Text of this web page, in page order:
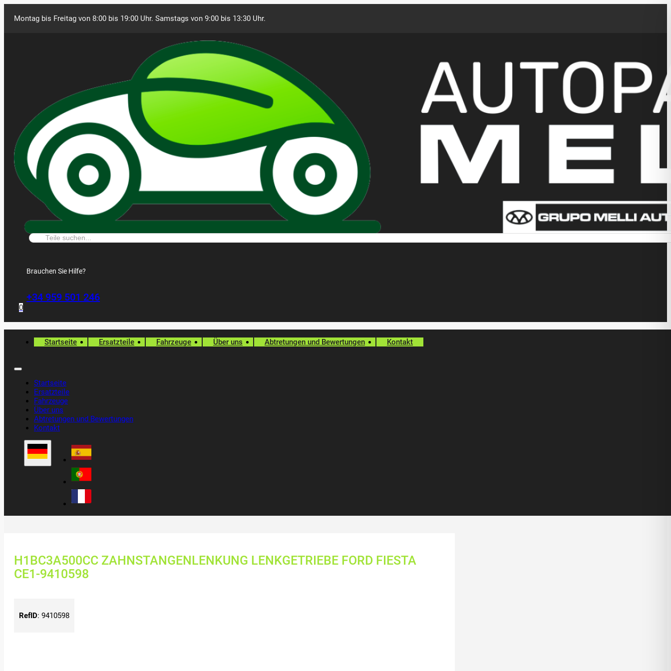
Montag bis Freitag von 8:00 bis 19:00 Uhr. Samstags von 9:00 bis 13:30 Uhr.
Suche:
Brauchen Sie Hilfe?
+34 959 501 246
0
Startseite Ersatzteile Fahrzeuge Über uns Abtretungen und Bewertungen Kontakt
Startseite
Ersatzteile
Fahrzeuge
Über uns
Abtretungen und Bewertungen
Kontakt
H1BC3A500CC ZAHNSTANGENLENKUNG LENKGETRIEBE FORD FIESTA
CE1-9410598
RefID: 9410598